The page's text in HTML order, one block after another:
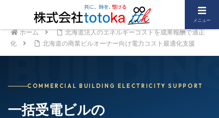
ホーム
北海道法人のエネルギーコストを成果報酬で適正
化
北海道の商業ビルオーナー向け電力コスト最適化支援
COMMERCIAL BUILDING ELECTRICITY SUPPORT
一括受電ビルの
メニュー